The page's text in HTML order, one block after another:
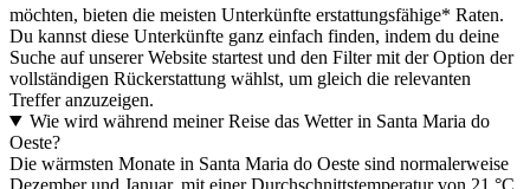
möchten, bieten die meisten Unterkünfte erstattungsfähige* Raten.
Du kannst diese Unterkünfte ganz einfach finden, indem du deine
Suche auf unserer Website startest und den Filter mit der Option der
vollständigen Rückerstattung wählst, um gleich die relevanten
Treffer anzuzeigen.
Wie wird während meiner Reise das Wetter in Santa Maria do
Oeste?
Die wärmsten Monate in Santa Maria do Oeste sind normalerweise
Dezember und Januar, mit einer Durchschnittstemperatur von 21 °C.